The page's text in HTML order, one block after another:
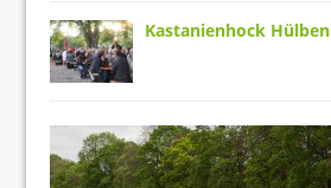
Kastanienhock Hülben